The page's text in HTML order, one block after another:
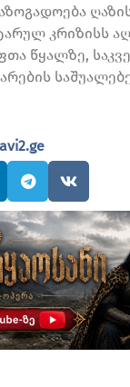
კრიზისს
წყალზე,